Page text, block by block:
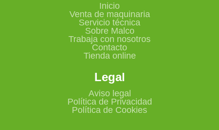
Inicio
Venta de maquinaria
Servicio técnica
Sobre Malco
Trabaja con nosotros
Contacto
Tienda online
Legal
Aviso legal
Política de Privacidad
Política de Cookies